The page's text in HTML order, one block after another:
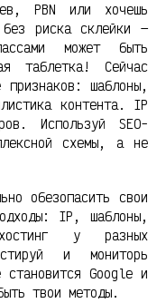
PBN или хочешь
без риска склейки —
может быть
таблетка! Сейчас
признаков: шаблоны,
контента. IP
Используй SEO-
схемы, а не
обезопасить свои
IP, шаблоны,
у разных
и мониторь
Google и
твои методы.